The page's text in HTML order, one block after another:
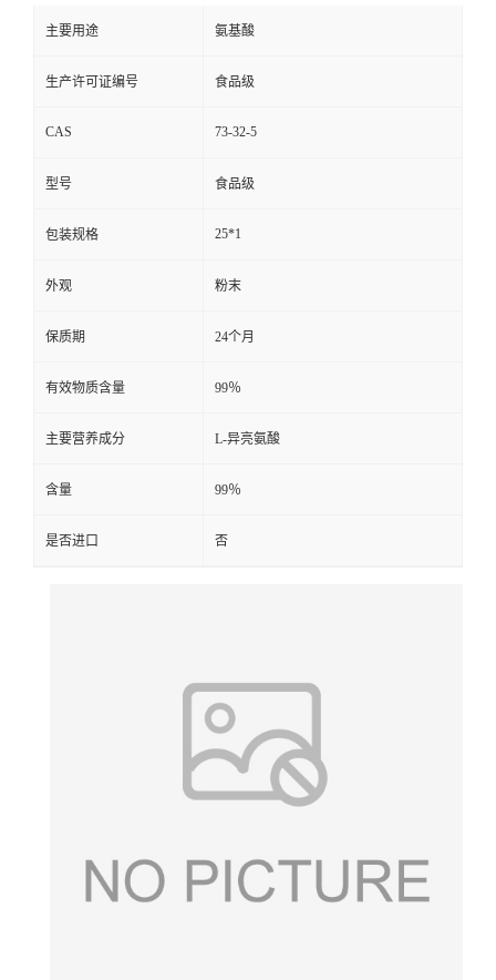
主要用途 氨基酸
生产许可证编号 食品级
CAS 73-32-5
型号 食品级
包装规格 25*1
外观 粉末
保质期 24个月
有效物质含量 99％
主要营养成分 L-异亮氨酸
含量 99％
是否进口 否